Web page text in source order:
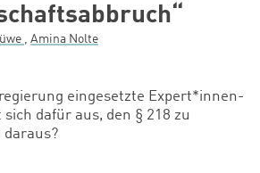
Amina Nolte
eingesetzte Expert*innen-
dafür aus, den § 218 zu
daraus?